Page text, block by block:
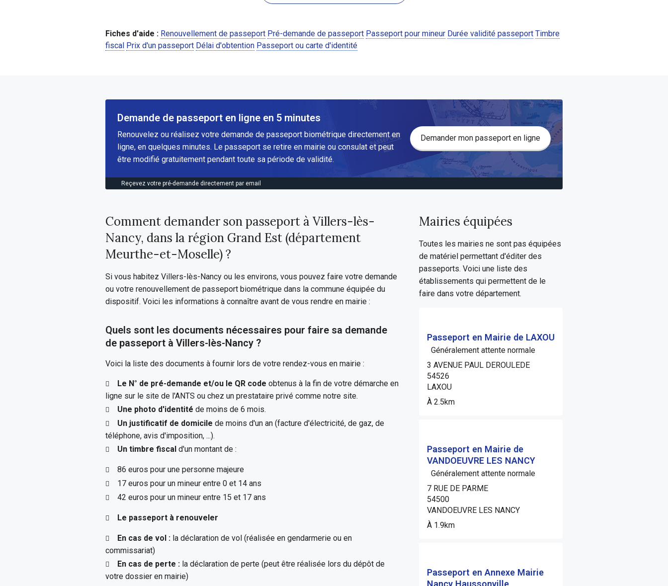
Fiches d'aide : Renouvellement de passeport Pré-demande de passeport Passeport pour mineur Durée validité passeport Timbre
fiscal Prix d'un passeport Délai d'obtention Passeport ou carte d'identité
Demande de passeport en ligne en 5 minutes
Renouvelez ou réalisez votre demande de passeport biométrique directement en
ligne, en quelques minutes. Le passeport se retire en mairie ou consulat et peut
être modifié gratuitement pendant toute sa période de validité.
Demander mon passeport en ligne
Reçevez votre pré-demande directement par email
Comment demander son passeport à Villers-lès-
Nancy, dans la région Grand Est (département
Meurthe-et-Moselle) ?
Si vous habitez Villers-lès-Nancy ou les environs, vous pouvez faire votre demande
ou votre renouvellement de passeport biométrique dans la commune équipée du
dispositif. Voici les informations à connaître avant de vous rendre en mairie :
Quels sont les documents nécessaires pour faire sa demande
de passeport à Villers-lès-Nancy ?
Voici la liste des documents à fournir lors de votre rendez-vous en mairie :
Le N° de pré-demande et/ou le QR code obtenus à la fin de votre démarche en
ligne sur le site de l'ANTS ou chez un prestataire privé comme notre site.
Une photo d'identité de moins de 6 mois.
Un justificatif de domicile de moins d'un an (facture d'électricité, de gaz, de
téléphone, avis d'imposition, ...).
Un timbre fiscal d'un montant de :
86 euros pour une personne majeure
17 euros pour un mineur entre 0 et 14 ans
42 euros pour un mineur entre 15 et 17 ans
Le passeport à renouveler
En cas de vol : la déclaration de vol (réalisée en gendarmerie ou en
commissariat)
En cas de perte : la déclaration de perte (peut être réalisée lors du dépôt de
votre dossier en mairie)
Mairies équipées
Toutes les mairies ne sont pas équipées
de matériel permettant d'éditer des
passeports. Voici une liste des
établissements qui permettent de le
faire dans votre département.
Passeport en Mairie de LAXOU
Généralement attente normale
3 AVENUE PAUL DEROULEDE
54526
LAXOU
À 2.5km
Passeport en Mairie de
VANDOEUVRE LES NANCY
Généralement attente normale
7 RUE DE PARME
54500
VANDOEUVRE LES NANCY
À 1.9km
Passeport en Annexe Mairie
Nancy Haussonville